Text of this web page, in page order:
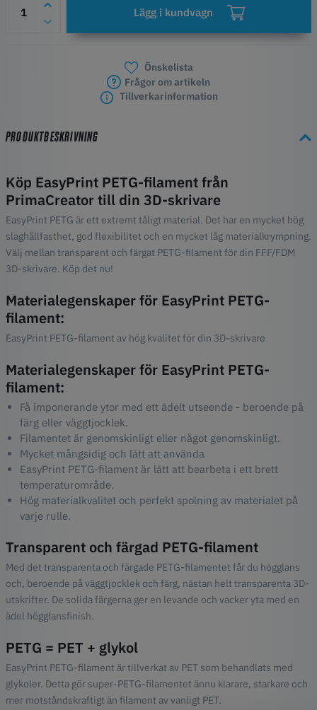
Lägg i kundvagn
Önskelista
Frågor om artikeln
Tillverkarinformation
PRODUKTBESKRIVNING
Köp EasyPrint PETG-filament från
PrimaCreator till din 3D-skrivare
EasyPrint PETG är ett extremt tåligt material. Det har en mycket hög
slaghållfasthet, god flexibilitet och en mycket låg materialkrympning.
Välj mellan transparent och färgat PETG-filament för din FFF/FDM
3D-skrivare. Köp det nu!
Materialegenskaper för EasyPrint PETG-
filament:
EasyPrint PETG-filament av hög kvalitet för din 3D-skrivare
Materialegenskaper för EasyPrint PETG-
filament:
Få imponerande ytor med ett ädelt utseende - beroende på
färg eller väggtjocklek.
Filamentet är genomskinligt eller något genomskinligt.
Mycket mångsidig och lätt att använda
EasyPrint PETG-filament är lätt att bearbeta i ett brett
temperaturområde.
Hög materialkvalitet och perfekt spolning av materialet på
varje rulle.
Transparent och färgad PETG-filament
Med det transparenta och färgade PETG-filamentet får du högglans
och, beroende på väggtjocklek och färg, nästan helt transparenta 3D-
utskrifter. De solida färgerna ger en levande och vacker yta med en
ädel högglansfinish.
PETG = PET + glykol
EasyPrint PETG-filament är tillverkat av PET som behandlats med
glykoler. Detta gör super-PETG-filamentet ännu klarare, starkare och
mer motståndskraftigt än filament av vanligt PET.